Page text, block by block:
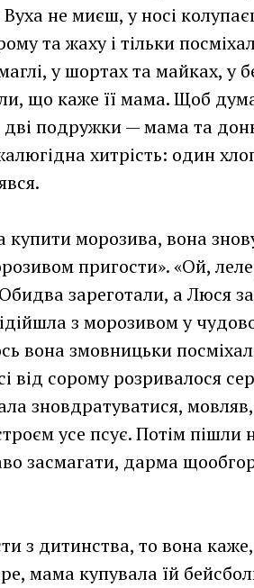
не миєш, у носі
та жаху і тільки
у шортах та майках, у
що каже її мама. Щоб
подружки — мама та
хитрість: один
морозива, вона
пригости». «Ой,
зареготали, а Люся
з морозивом у
вона змовницьки
від сорому розривалося
зновдратуватися,
усе псує. Потім пішли
засмагати, дарма
з дитинства, то вона
мама купувала їй